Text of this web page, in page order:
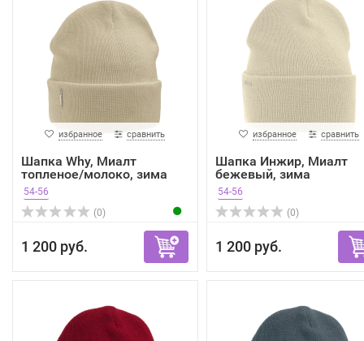
избранное сравнить
Шапка Why, Миалт
топленое/молоко, зима
54-56
(0)
1 200 руб.
избранное сравнить
Шапка Инжир, Миалт
бежевый, зима
54-56
(0)
1 200 руб.